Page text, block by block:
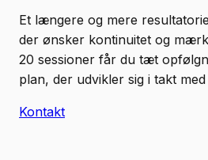
Et længere og mere
der ønsker kontinuitet og
20 sessioner får du tæt
plan, der udvikler sig i takt
Kontakt